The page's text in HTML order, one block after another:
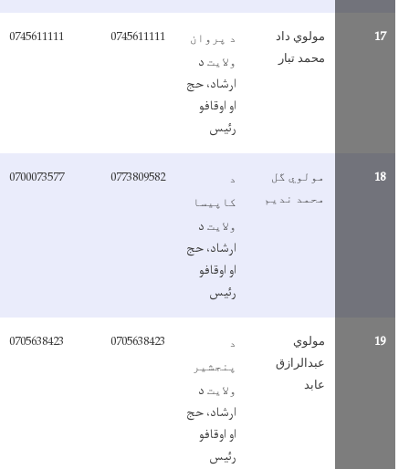
مولوي داد
محمد تبار
د پروان
ولایت د
ارشاد، حج
او اوقافو
رئیس
0745611111
0745611111
مولوي گل
محمد ندیم
کاپیسا
ولایت د
ارشاد، حج
او اوقافو
رئیس
0773809582
0700073577
مولوي
عبدالرازق
پنجشیر
ولایت د
ارشاد، حج
او اوقافو
رئیس
0705638423
0705638423